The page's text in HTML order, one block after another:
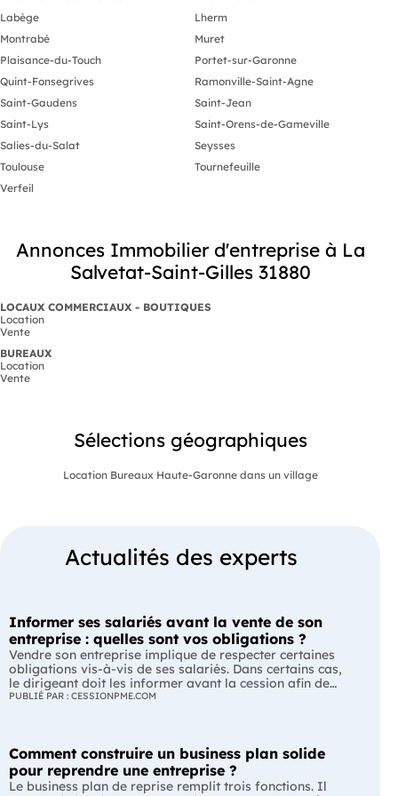
Labège
Lherm
Montrabé
Muret
Plaisance-du-Touch
Portet-sur-Garonne
Quint-Fonsegrives
Ramonville-Saint-Agne
Saint-Gaudens
Saint-Jean
Saint-Lys
Saint-Orens-de-Gameville
Salies-du-Salat
Seysses
Toulouse
Tournefeuille
Verfeil
Annonces Immobilier d'entreprise à La
Salvetat-Saint-Gilles 31880
LOCAUX COMMERCIAUX - BOUTIQUES
Location
Vente
BUREAUX
Location
Vente
Sélections géographiques
Location Bureaux Haute-Garonne dans un village
Actualités des experts
Informer ses salariés avant la vente de son
entreprise : quelles sont vos obligations ?
Vendre son entreprise implique de respecter certaines
obligations vis-à-vis de ses salariés. Dans certains cas,
le dirigeant doit les informer avant la cession afin de
leur permettre, s'ils le souhaitent, de présenter une offre
L'essentiel Les entreprises de moins de 250 salariés sont
soumises, dans certains cas, à une obligation
d'information préalable des salariés. Cette obligation
PUBLIÉ PAR : CESSIONPME.COM
Comment construire un business plan solide
pour reprendre une entreprise ?
Le business plan de reprise remplit trois fonctions. Il